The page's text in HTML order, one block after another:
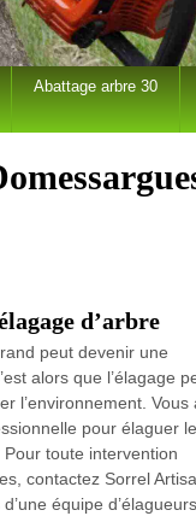
Abattage arbre 30
d’arbre
peut devenir une
alors que l’élagage
l’environnement. Vous
pour élaguer
toute intervention
contactez Sorrel
équipe d’élagueurs